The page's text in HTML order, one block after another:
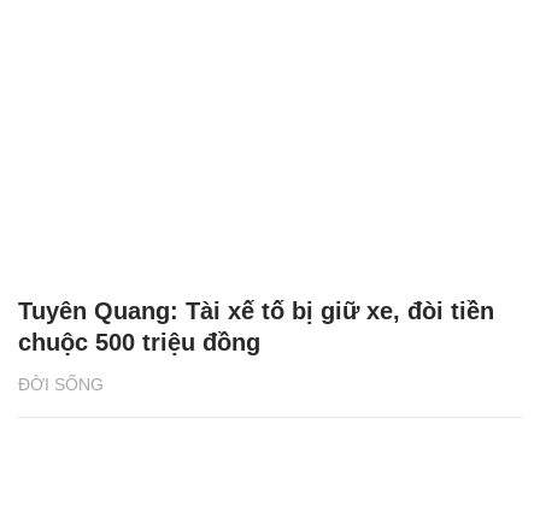
ĐỜI SỐNG
Tuyên Quang: Tài xế tố bị giữ xe, đòi tiền
chuộc 500 triệu đồng